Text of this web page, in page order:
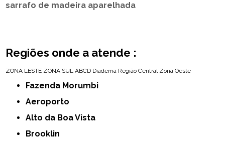
sarrafo de madeira aparelhada
Regiões onde a atende :
ZONA LESTE ZONA SUL ABCD Diadema Região Central Zona Oeste
Fazenda Morumbi
Aeroporto
Alto da Boa Vista
Brooklin